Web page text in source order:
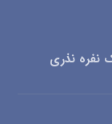
نفره نذری